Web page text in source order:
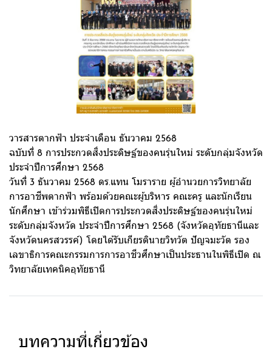
วารสารตากฟ้า ประจำเดือน ธันวาคม 2568
ฉบับที่ 8 การประกวดสิ่งประดิษฐ์ของคนรุ่นใหม่ ระดับกลุ่มจังหวัด
ประจำปีการศึกษา 2568
วันที่ 3 ธันวาคม 2568 ดร.แทน โมราราย ผู้อำนวยการวิทยาลัย
การอาชีพตากฟ้า พร้อมด้วยคณะผู้บริหาร คณะครู และนักเรียน
นักศึกษา เข้าร่วมพิธีเปิดการประกวดสิ่งประดิษฐ์ของคนรุ่นใหม่
ระดับกลุ่มจังหวัด ประจำปีการศึกษา 2568 (จังหวัดอุทัยธานีและ
จังหวัดนครสวรรค์) โดยได้รับเกียรตินายวิทวัต ปัญจมะวัต รอง
เลขาธิการคณะกรรมการการอาชีวศึกษาเป็นประธานในพิธีเปิด ณ
วิทยาลัยเทคนิคอุทัยธานี
บทความที่เกี่ยวข้อง